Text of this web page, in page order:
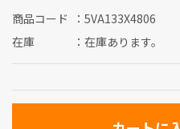
商品コード
5VA133X4806
在庫
在庫あります。